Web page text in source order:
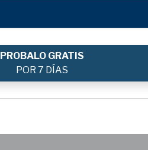
PROBALO GRATIS
POR 7 DÍAS